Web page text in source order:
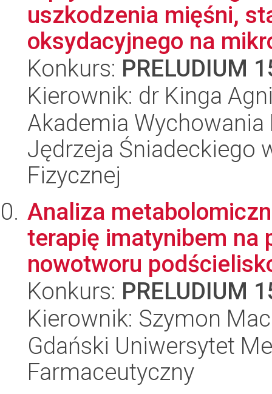
uszkodzenia mięśni,
oksydacyjnego na
Konkurs: PRELUDIUM
Kierownik: dr Kinga
Akademia
Jędrzeja Śniadeckiego
Fizycznej
Analiza
terapię imatynibem na
nowotworu
Konkurs: PRELUDIUM
Kierownik: Szymon
Gdański Uniwersytet
Farmaceutyczny